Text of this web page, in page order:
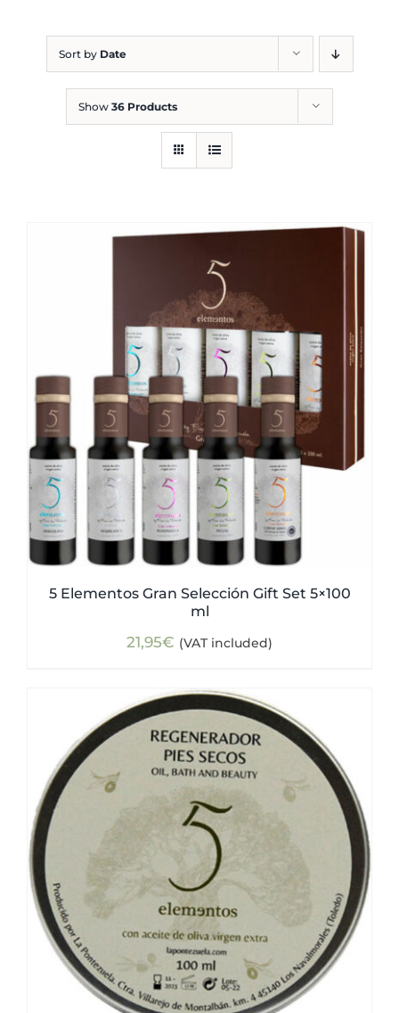
Sort by Date
Show 36 Products
5 Elementos Gran Selección Gift Set 5×100
ml
21,95€ (VAT included)